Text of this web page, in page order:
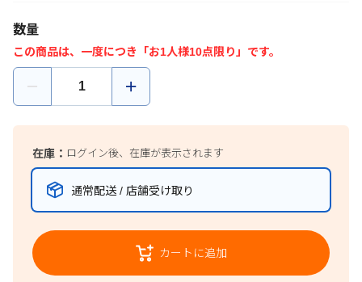
数量
この商品は、一度につき「お1人様10点限り」です。
在庫： ログイン後、在庫が表示されます
通常配送 / 店舗受け取り
カートに追加